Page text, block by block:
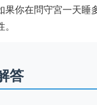
果你在問守宮一天睡
答